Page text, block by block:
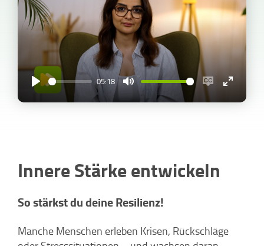
Play
05:18
Mute
captionsfullscreen
Innere Stärke entwickeln
So stärkst du deine Resilienz!
Manche Menschen erleben Krisen, Rückschläge